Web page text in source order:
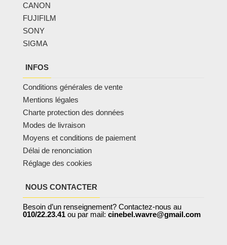
CANON
FUJIFILM
SONY
SIGMA
INFOS
Conditions générales de vente
Mentions légales
Charte protection des données
Modes de livraison
Moyens et conditions de paiement
Délai de renonciation
Réglage des cookies
NOUS CONTACTER
Besoin d’un renseignement? Contactez-nous au
010/22.23.41 ou par mail: cinebel.wavre@gmail.com